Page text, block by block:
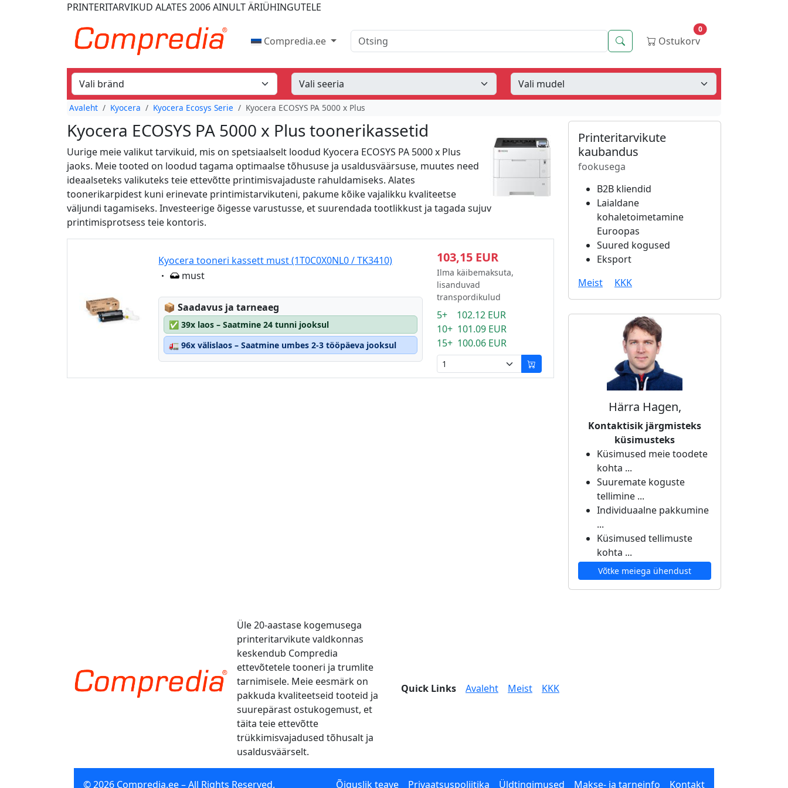
PRINTERITARVIKUD ALATES 2006AINULT ÄRIÜHINGUTELE
Compredia.ee Otsing Otsing Ostukorv
0
Avaleht Kyocera Kyocera Ecosys Serie Kyocera ECOSYS PA 5000 x Plus
Kyocera ECOSYS PA 5000 x Plus toonerikassetid
Uurige meie valikut tarvikuid, mis on spetsiaalselt loodud Kyocera ECOSYS PA 5000 x Plus
jaoks. Meie tooted on loodud tagama optimaalse tõhususe ja usaldusväärsuse, muutes need
ideaalseteks valikuteks teie ettevõtte printimisvajaduste rahuldamiseks. Alates
toonerikarpidest kuni erinevate printimistarvikuteni, pakume kõike vajalikku kvaliteetse
väljundi tagamiseks. Investeerige õigesse varustusse, et suurendada tootlikkust ja tagada sujuv
printimisprotsess teie kontoris.
Kyocera tooneri kassett must (1T0C0X0NL0 / TK3410)
Eigenschaft:
must
📦Lagerstatus:
Saadavus ja tarneaeg
✅ 39x laos – Saatmine 24 tunni jooksul
🚛 96x välislaos – Saatmine umbes 2-3 tööpäeva jooksul
103,15 EUR
Ilma käibemaksuta,
lisanduvad
transpordikulud
5+ 102.12 EUR
10+ 101.09 EUR
15+ 100.06 EUR
Printeritarvikute
kaubandus
fookusega
B2B kliendid
Laialdane
kohaletoimetamine
Euroopas
Suured kogused
Eksport
Meist
KKK
Härra Hagen,
Kontaktisik järgmisteks
küsimusteks
Küsimused meie toodete
kohta ...
Suuremate koguste
tellimine ...
Individuaalne pakkumine
...
Küsimused tellimuste
kohta ...
Võtke meiega ühendust
Üle 20-aastase kogemusega
printeritarvikute valdkonnas
keskendub Compredia
ettevõtetele tooneri ja trumlite
tarnimisele. Meie eesmärk on
pakkuda kvaliteetseid tooteid ja
suurepärast ostukogemust, et
täita teie ettevõtte
trükkimisvajadused tõhusalt ja
usaldusväärselt.
Quick Links Avaleht Meist KKK
© 2026 Compredia.ee – All Rights Reserved. Õiguslik teave Privaatsuspoliitika Üldtingimused Makse- ja tarneinfo Kontakt